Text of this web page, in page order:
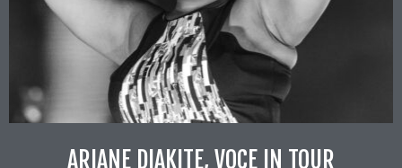
ARIANE DIAKITE, VOCE IN TOUR